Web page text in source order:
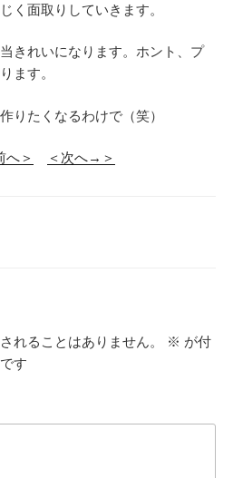
く面取りしていきます。
きれいになります。ホント、プ
ます。
りたくなるわけで（笑）
へ＞ ＜次へ→＞
れることはありません。 ※ が付
す